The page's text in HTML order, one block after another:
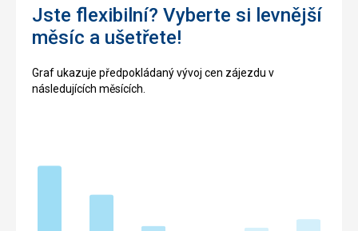
Jste flexibilní? Vyberte si levnější
měsíc a ušetřete!
Graf ukazuje předpokládaný vývoj cen zájezdu v
následujících měsících.